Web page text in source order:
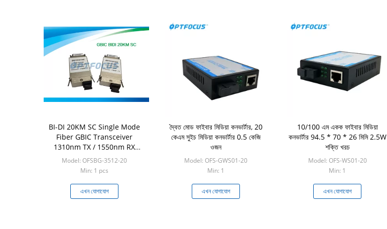
BI-DI 20KM SC Single Mode
Fiber GBIC Transceiver
1310nm TX / 1550nm RX
1.25G
Model: OFSBG-3512-20
Min: 1 pcs
এখন যোগাযোগ
দ্বৈত মোড ফাইবার মিডিয়া কনভার্টার, 20
কেএম সুইচ মিডিয়া কনভার্টার 0.5 কেজি
ওজন
Model: OFS-GWS01-20
Min: 1
এখন যোগাযোগ
10/100 এম একক ফাইবার মিডিয়া
কনভার্টার 94.5 * 70 * 26 মিমি 2.5W
শক্তি খরচ
Model: OFS-WS01-20
Min: 1
এখন যোগাযোগ